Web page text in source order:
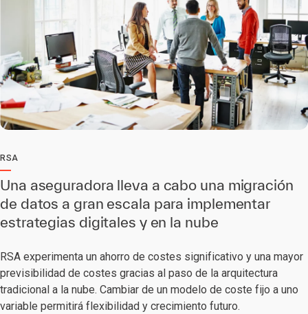
RSA
Una aseguradora lleva a cabo una migración
de datos a gran escala para implementar
estrategias digitales y en la nube
RSA experimenta un ahorro de costes significativo y una mayor
previsibilidad de costes gracias al paso de la arquitectura
tradicional a la nube. Cambiar de un modelo de coste fijo a uno
variable permitirá flexibilidad y crecimiento futuro.